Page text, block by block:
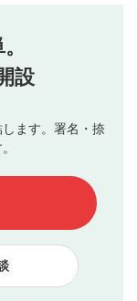
とコメント
三者間のトラ
任を負いませ
え、掲載となり
や掲載されない
への掲載をもっ
さい。
容は、掲載を
の投稿
稿
設
ます。署名・捺